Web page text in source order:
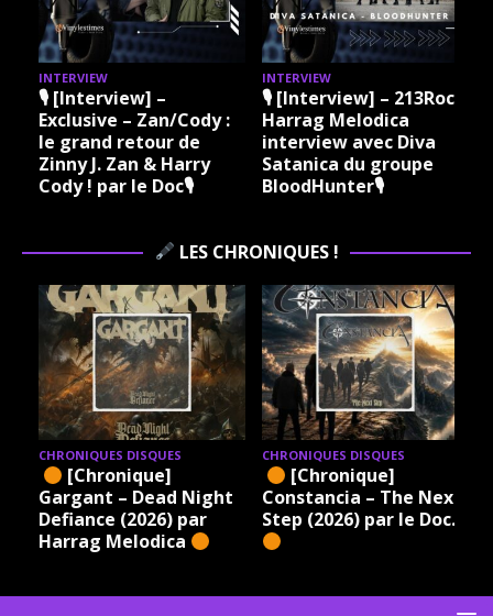
INTERVIEW
🎙 [Interview] –
Exclusive – Zan/Cody :
le grand retour de
Zinny J. Zan & Harry
Cody ! par le Doc🎙
INTERVIEW
🎙 [Interview] – 213Rock
Harrag Melodica
interview avec Diva
Satanica du groupe
BloodHunter🎙
LES CHRONIQUES !
CHRONIQUES DISQUES
[Chronique]
Gargant – Dead Night
Defiance (2026) par
Harrag Melodica
CHRONIQUES DISQUES
[Chronique]
Constancia – The Next
Step (2026) par le Doc.